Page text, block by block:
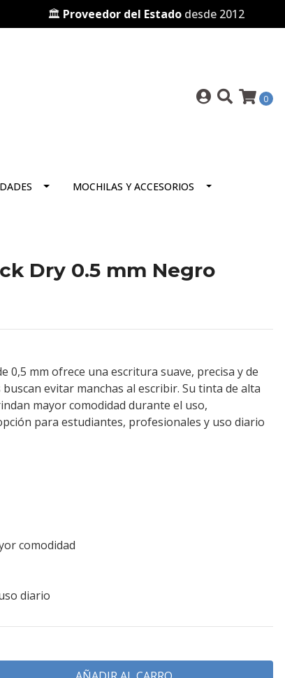
Proveedor del Estadodesde 2012
0
MOCHILAS Y ACCESORIOS
Dry 0.5 mm Negro
0,5 mm ofrece una escritura suave, precisa y de
evitar manchas al escribir. Su tinta de alta
mayor comodidad durante el uso,
para estudiantes, profesionales y uso diario
comodidad
diario